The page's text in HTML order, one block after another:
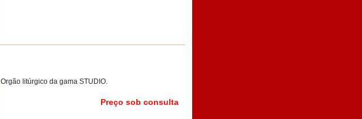
Orgão litúrgico da gama STUDIO.
Preço sob consulta